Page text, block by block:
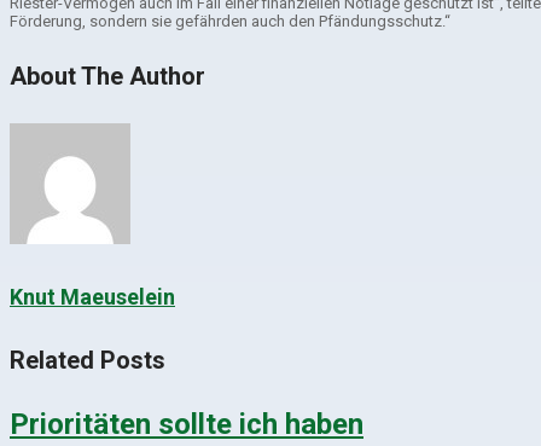
Förderung, sondern sie gefährden auch den Pfändungsschutz.“
About The Author
Knut Maeuselein
Related Posts
Prioritäten sollte ich haben